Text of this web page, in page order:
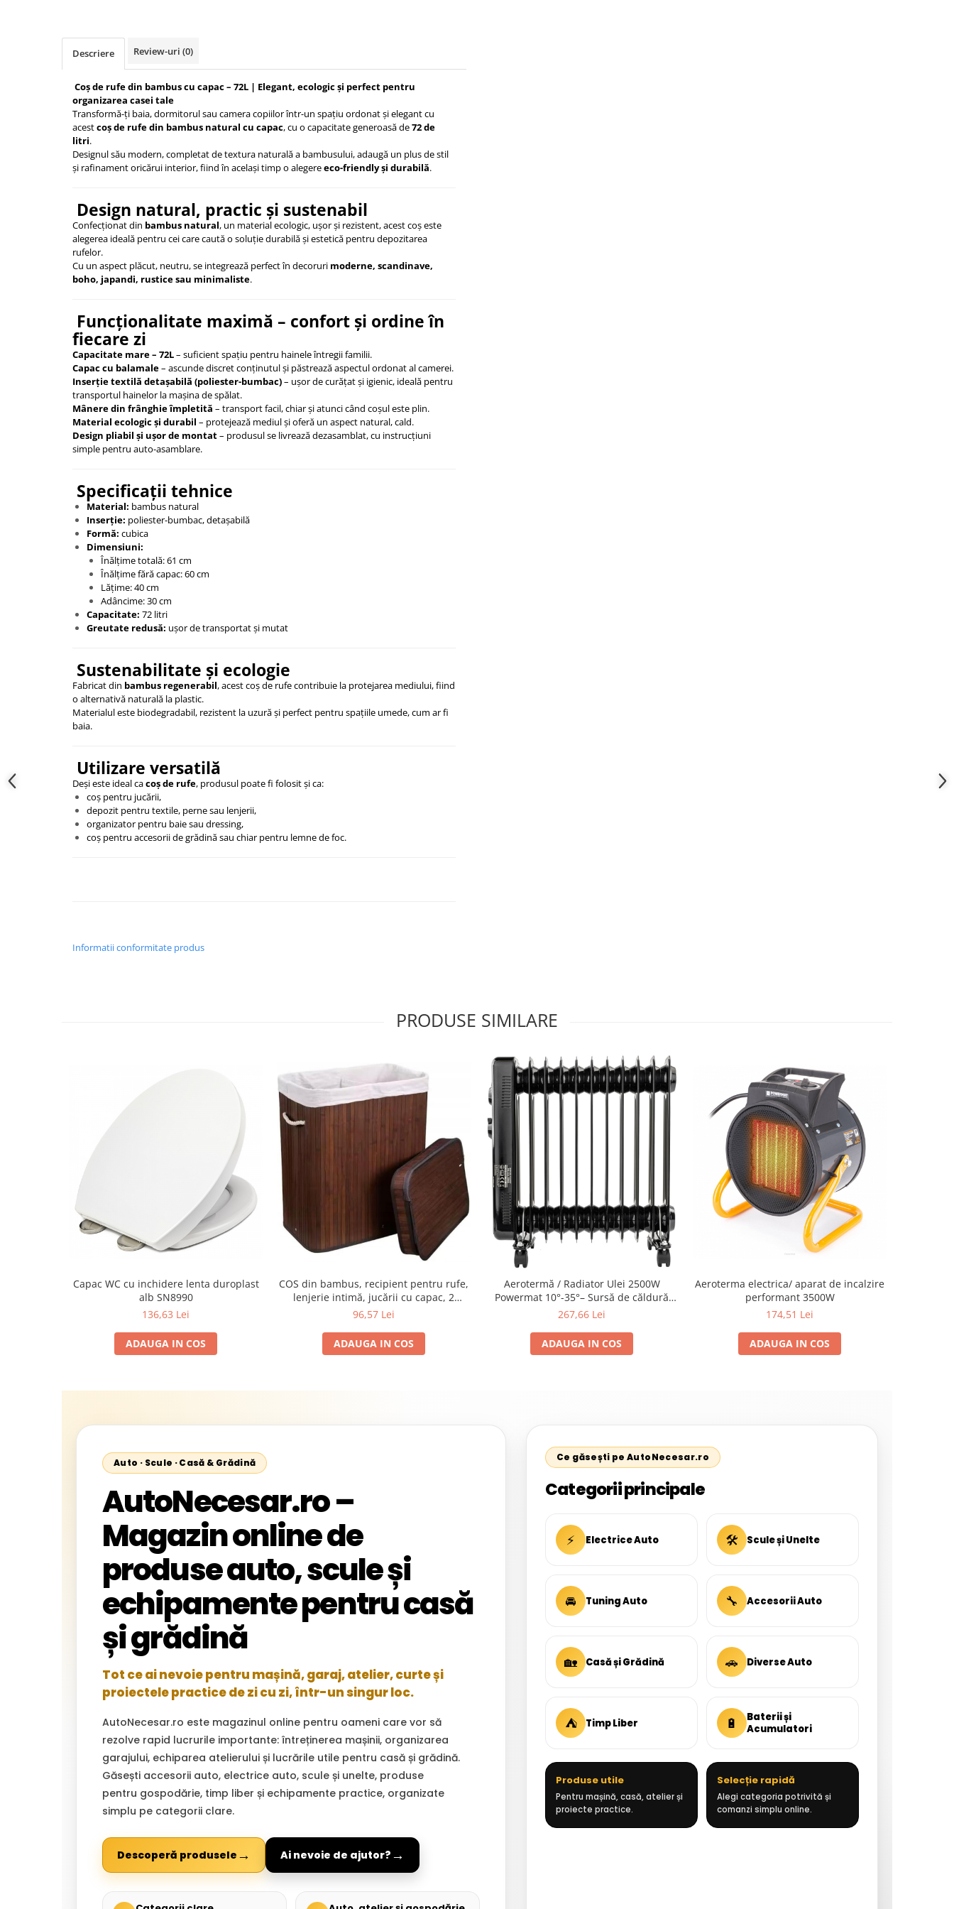
Scule Pneumatice
Suport motocicleta
Tunuri de caldura si aeroteme
Utilaje constructie
Descriere Review-uri (0)
Coș de rufe din bambus cu capac – 72L | Elegant, ecologic și perfect pentru
organizarea casei tale
Transformă-ți baia, dormitorul sau camera copiilor într-un spațiu ordonat și elegant cu
acestcoș de rufe din bambus natural cu capac, cu o capacitate generoasă de72 de
litri.
Designul său modern, completat de textura naturală a bambusului, adaugă un plus de stil
și rafinament oricărui interior, fiind în același timp o alegereeco-friendly și durabilă.
Design natural, practic și sustenabil
Confecționat din bambus natural, un material ecologic, ușor și rezistent, acest coș este
alegerea ideală pentru cei care caută o soluție durabilă și estetică pentru depozitarea
rufelor.
Cu un aspect plăcut, neutru, se integrează perfect în decoruri moderne, scandinave,
boho, japandi, rustice sau minimaliste.
Funcționalitate maximă – confort și ordine în
fiecare zi
Capacitate mare – 72L– suficient spațiu pentru hainele întregii familii.
Capac cu balamale– ascunde discret conținutul și păstrează aspectul ordonat al camerei.
Inserție textilă detașabilă (poliester-bumbac)– ușor de curățat și igienic, ideală pentru
transportul hainelor la mașina de spălat.
Mânere din frânghie împletită – transport facil, chiar și atunci când coșul este plin.
Material ecologic și durabil – protejează mediul și oferă un aspect natural, cald.
Design pliabil și ușor de montat– produsul se livrează dezasamblat, cu instrucțiuni
simple pentru auto-asamblare.
Specificații tehnice
Material: bambus natural
Inserție: poliester-bumbac, detașabilă
Formă: cubica
Dimensiuni:
Înălțime totală: 61 cm
Înălțime fără capac: 60 cm
Lățime: 40 cm
Adâncime: 30 cm
Capacitate: 72 litri
Greutate redusă: ușor de transportat și mutat
Sustenabilitate și ecologie
Fabricat din bambus regenerabil, acest coș de rufe contribuie la protejarea mediului, fiind
o alternativă naturală la plastic.
Materialul este biodegradabil, rezistent la uzură și perfect pentru spațiile umede, cum ar fi
baia.
Utilizare versatilă
Deși este ideal cacoș de rufe, produsul poate fi folosit și ca:
coș pentru jucării,
depozit pentru textile, perne sau lenjerii,
organizator pentru baie sau dressing,
coș pentru accesorii de grădină sau chiar pentru lemne de foc.
Informatii conformitate produs
PRODUSE SIMILARE
Capac WC cu inchidere lenta duroplast
alb SN8990
136,63 Lei
ADAUGA IN COS
COS din bambus, recipient pentru rufe,
lenjerie intimă, jucării cu capac, 2
96,57 Lei
ADAUGA IN COS
Aerotermă / Radiator Ulei 2500W
Powermat 10°-35°– Sursă de căldură
silentioasă cu termostat reglabil și roți
267,66 Lei
ADAUGA IN COS
Aeroterma electrica/ aparat de incalzire
performant 3500W
174,51 Lei
ADAUGA IN COS
Auto · Scule · Casă & Grădină
AutoNecesar.ro –
Magazin online de
produse auto, scule și
echipamente pentru casă
și grădină
Tot ce ai nevoie pentru mașină, garaj, atelier, curte și
proiectele practice de zi cu zi, într-un singur loc.
AutoNecesar.ro este magazinul online pentru oameni care vor să
rezolve rapid lucrurile importante: întreținerea mașinii, organizarea
garajului, echiparea atelierului și lucrările utile pentru casă și grădină.
Găsești accesorii auto, electrice auto, scule și unelte, produse
pentru gospodărie, timp liber și echipamente practice, organizate
simplu pe categorii clare.
Descoperă produsele → Ai nevoie de ajutor? →
Ce găsești pe AutoNecesar.ro
Categorii principale
⚡ Electrice Auto 🛠 Scule și Unelte
🚘 Tuning Auto 🔧 Accesorii Auto
🏡 Casă și Grădină 🚗 Diverse Auto
⛺ Timp Liber 🔋
Baterii și
Acumulatori
Produse utile
Pentru mașină, casă, atelier și
proiecte practice.
Selecție rapidă
Alegi categoria potrivită și
comanzi simplu online.